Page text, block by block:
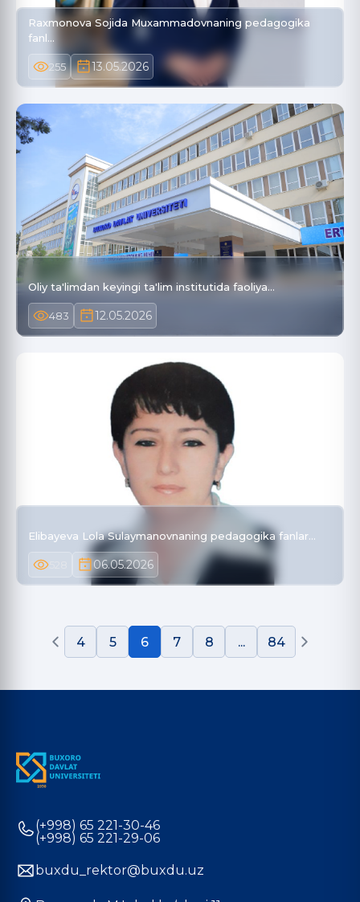
Raxmonova Sojida Muxammadovnaning pedagogika
fanl…
255 13.05.2026
Oliy ta'limdan keyingi ta'lim institutida faoliya…
483 12.05.2026
Elibayeva Lola Sulaymanovnaning pedagogika fanlar…
06.05.2026
4 5 6 7 8 ... 84
(+998) 65 221-30-46
(+998) 65 221-29-06
buxdu_rektor@buxdu.uz